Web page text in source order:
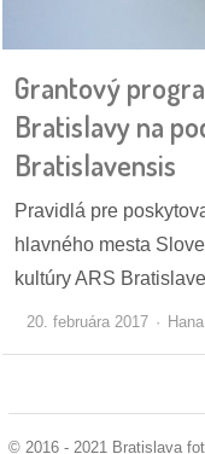
práca
odkazy
petície
videá
Grantový
Bratislavy na
Bratislavensis
Pravidlá pre
hlavného mesta
kultúry ARS
20. februára 2017
© 2016 - 2021 Bratislava